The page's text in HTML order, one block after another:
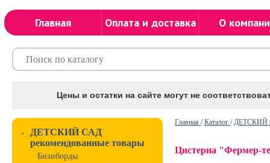
Главная Оплата и доставка О
Цены и остатки на сайте могут не
-
ДЕТСКИЙ САД
рекомендованные товары
Бизиборды
Главная /Каталог /ДЕТСКИЙ
Цистерна "Фермер-